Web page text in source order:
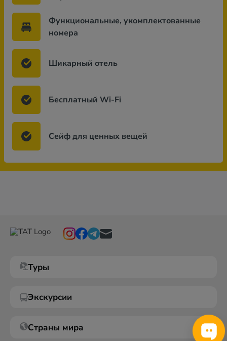
Функциональные, укомплектованные
номера
Шикарный отель
Бесплатный Wi-Fi
Сейф для ценных вещей
Туры
Экскурсии
Страны мира